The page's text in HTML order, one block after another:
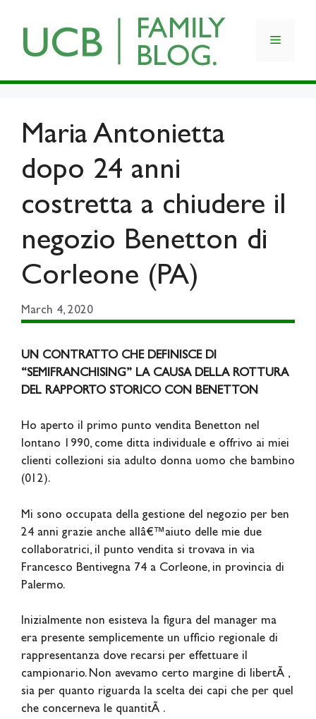
content
Menu
Maria Antonietta
dopo 24 anni
costretta a chiudere il
negozio Benetton di
Corleone (PA)
March 4, 2020
UN CONTRATTO CHE DEFINISCE DI
“SEMIFRANCHISING” LA CAUSA DELLA ROTTURA
DEL RAPPORTO STORICO CON BENETTON
Ho aperto il primo punto vendita Benetton nel
lontano 1990, come ditta individuale e offrivo ai miei
clienti collezioni sia adulto donna uomo che bambino
(012).
Mi sono occupata della gestione del negozio per ben
24 anni grazie anche allâ€™aiuto delle mie due
collaboratrici, il punto vendita si trovava in via
Francesco Bentivegna 74 a Corleone, in provincia di
Palermo.
Inizialmente non esisteva la figura del manager ma
era presente semplicemente un ufficio regionale di
rappresentanza dove recarsi per effettuare il
campionario. Non avevamo certo margine di libertÃ ,
sia per quanto riguarda la scelta dei capi che per quel
che concerneva le quantitÃ .